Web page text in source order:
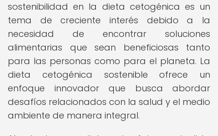
sostenibilidad en la dieta cetogénica es un
tema de creciente interés debido a la
necesidad de encontrar soluciones
alimentarias que sean beneficiosas tanto
para las personas como para el planeta. La
dieta cetogénica sostenible ofrece un
enfoque innovador que busca abordar
desafíos relacionados con la salud y el medio
ambiente de manera integral.